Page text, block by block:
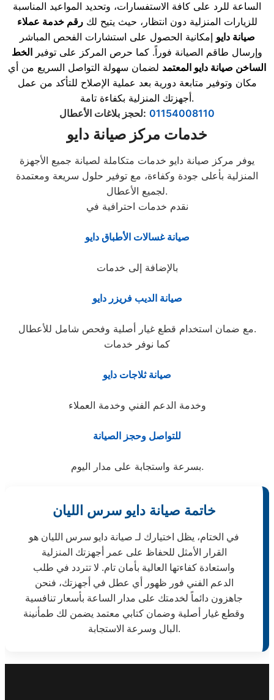
الساعة للرد على كافة الاستفسارات، وتحديد المواعيد المناسبة
للزيارات المنزلية دون انتظار، حيث يتيح لكرقم خدمة عملاء
صيانة دايو إمكانية الحصول على استشارات الفحص المباشر
وإرسال طاقم الصيانة فوراً. كما حرص المركز على توفير الخط
الساخن صيانة دايو المعتمد لضمان سهولة التواصل السريع من أي
مكان وتوفير متابعة دورية بعد عملية الإصلاح للتأكد من عمل
أجهزتك المنزلية بكفاءة تامة.
لحجز بلاغات الأعطال: 01154008110
خدمات مركز صيانة دايو
يوفر مركز صيانة دايو خدمات متكاملة لصيانة جميع الأجهزة
المنزلية بأعلى جودة وكفاءة، مع توفير حلول سريعة ومعتمدة
لجميع الأعطال.
نقدم خدمات احترافية في
صيانة غسالات الأطباق دايو
بالإضافة إلى خدمات
صيانة الديب فريزر دايو
مع ضمان استخدام قطع غيار أصلية وفحص شامل للأعطال.
كما نوفر خدمات
صيانة ثلاجات دايو
وخدمة الدعم الفني وخدمة العملاء
للتواصل وحجز الصيانة
بسرعة واستجابة على مدار اليوم.
خاتمة صيانة دايو سرس الليان
في الختام، يظل اختيارك لـ صيانة دايو سرس الليان هو
القرار الأمثل للحفاظ على عمر أجهزتك المنزلية
واستعادة كفاءتها العالية بأمان تام. لا تتردد في طلب
الدعم الفني فور ظهور أي عطل في أجهزتك، فنحن
جاهزون دائماً لخدمتك على مدار الساعة بأسعار تنافسية
وقطع غيار أصلية وضمان كتابي معتمد يضمن لك طمأنينة
البال وسرعة الاستجابة.